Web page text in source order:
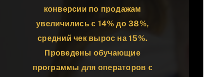
конверсии по продажам
увеличились с 14% до 38%,
средний чек вырос на 15%.
Проведены обучающие
программы для операторов с